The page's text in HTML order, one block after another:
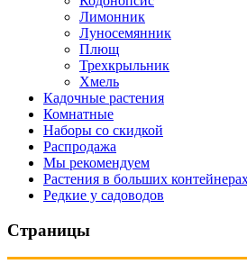
Лимонник
Луносемянник
Плющ
Трехкрыльник
Хмель
Кадочные растения
Комнатные
Наборы со скидкой
Распродажа
Мы рекомендуем
Растения в больших
Редкие у садоводов
Страницы